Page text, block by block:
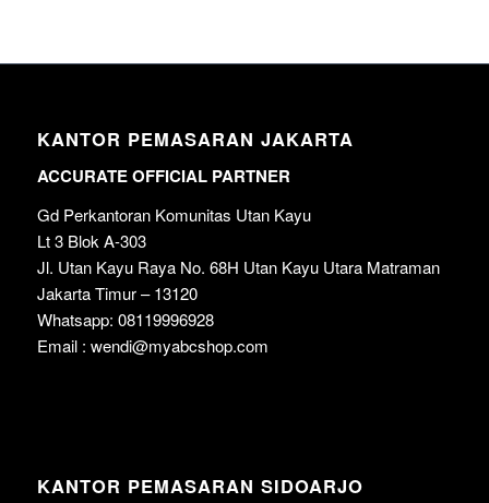
KANTOR PEMASARAN JAKARTA
ACCURATE OFFICIAL PARTNER
Gd Perkantoran Komunitas Utan Kayu
Lt 3 Blok A-303
Jl. Utan Kayu Raya No. 68H Utan Kayu Utara Matraman
Jakarta Timur – 13120
Whatsapp: 08119996928
Email : wendi@myabcshop.com
KANTOR PEMASARAN SIDOARJO